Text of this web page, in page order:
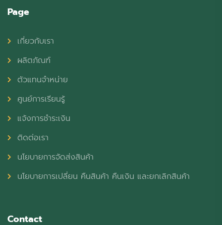
Page
เกี่ยวกับเรา
ผลิตภัณฑ์
ตัวแทนจำหน่าย
ศูนย์การเรียนรู้
แจ้งการชำระเงิน
ติดต่อเรา
นโยบายการจัดส่งสินค้า
นโยบายการเปลี่ยน คืนสินค้า คืนเงิน และยกเลิกสินค้า
Contact